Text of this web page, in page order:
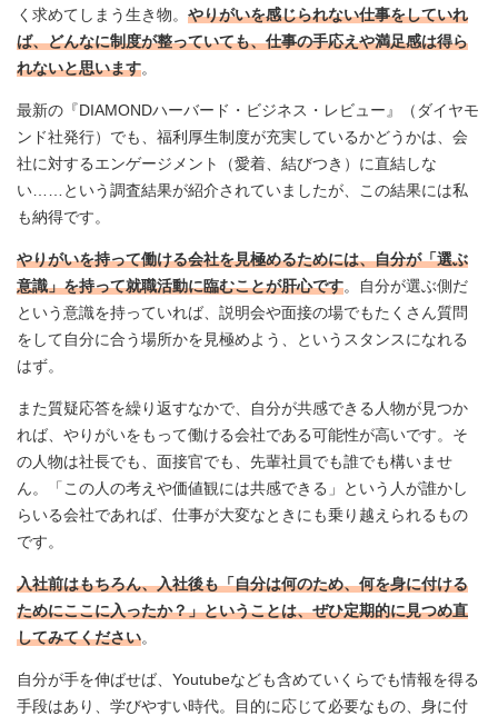
く求めてしまう生き物。 やりがいを感じられない仕事をしていれ
ば、どんなに制度が整っていても、仕事の手応えや満足感は得ら
れないと思います。
最新の『DIAMONDハーバード・ビジネス・レビュー』（ダイヤモ
ンド社発行）でも、福利厚生制度が充実しているかどうかは、会
社に対するエンゲージメント（愛着、結びつき）に直結しな
い……という調査結果が紹介されていましたが、この結果には私
も納得です。
やりがいを持って働ける会社を見極めるためには、自分が「選ぶ
意識」を持って就職活動に臨むことが肝心です。自分が選ぶ側だ
という意識を持っていれば、説明会や面接の場でもたくさん質問
をして自分に合う場所かを見極めよう、というスタンスになれる
はず。
また質疑応答を繰り返すなかで、自分が共感できる人物が見つか
れば、やりがいをもって働ける会社である可能性が高いです。そ
の人物は社長でも、面接官でも、先輩社員でも誰でも構いませ
ん。「この人の考えや価値観には共感できる」という人が誰かし
らいる会社であれば、仕事が大変なときにも乗り越えられるもの
です。
入社前はもちろん、入社後も「自分は何のため、何を身に付ける
ためにここに入ったか？」ということは、ぜひ定期的に見つめ直
してみてください。
自分が手を伸ばせば、Youtubeなども含めていくらでも情報を得る
手段はあり、学びやすい時代。目的に応じて必要なもの、身に付